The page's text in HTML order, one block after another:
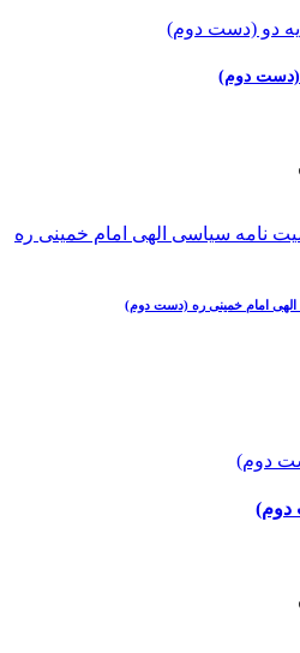
(دست دوم)
الهی امام خمینی ره (دست دوم)
دوم)